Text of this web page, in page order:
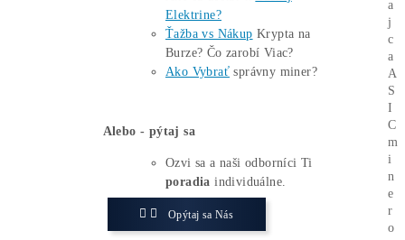
. Ak ťažiari pokračujú v tejto
stratégii, BTC bude mať priestor pre rast
a môže sa pokúsiť preraziť hranicu
109 000 dolárov. Naopak, ak dôjde k
ťažiarov, môže cena klesnúť späť k
Zaujíma ťa Ťažba Viac?